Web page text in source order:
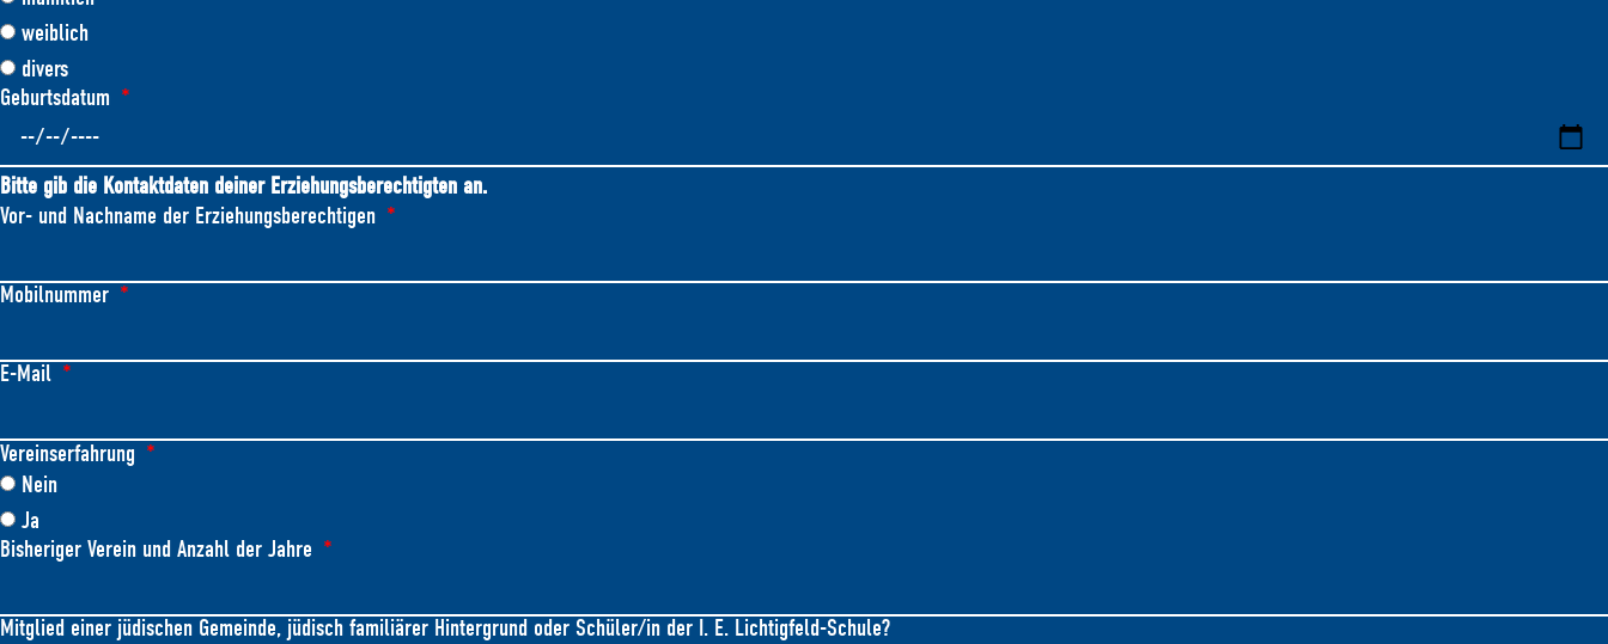
weiblich
divers
Geburtsdatum
Bitte gib die Kontaktdaten deiner Erziehungsberechtigten an.
Vor- und Nachname der Erziehungsberechtigen
Mobilnummer
E-Mail
Vereinserfahrung
Nein
Ja
Bisheriger Verein und Anzahl der Jahre
Mitglied einer jüdischen Gemeinde, jüdisch familiärer Hintergrund oder Schüler/in der I. E. Lichtigfeld-Schule?